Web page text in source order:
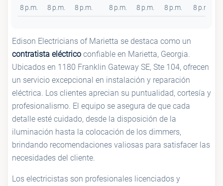
8 p.m.
8 p.m.
8 p.m.
8 p.m.
8 p.m.
8 p.m.
8 p.m.
Edison Electricians of Marietta se destaca como un
contratista eléctrico confiable en Marietta, Georgia.
Ubicados en 1180 Franklin Gateway SE, Ste 104, ofrecen
un servicio excepcional en instalación y reparación
eléctrica. Los clientes aprecian su puntualidad, cortesía y
profesionalismo. El equipo se asegura de que cada
detalle esté cuidado, desde la disposición de la
iluminación hasta la colocación de los dimmers,
brindando recomendaciones valiosas para satisfacer las
necesidades del cliente.
Los electricistas son profesionales licenciados y